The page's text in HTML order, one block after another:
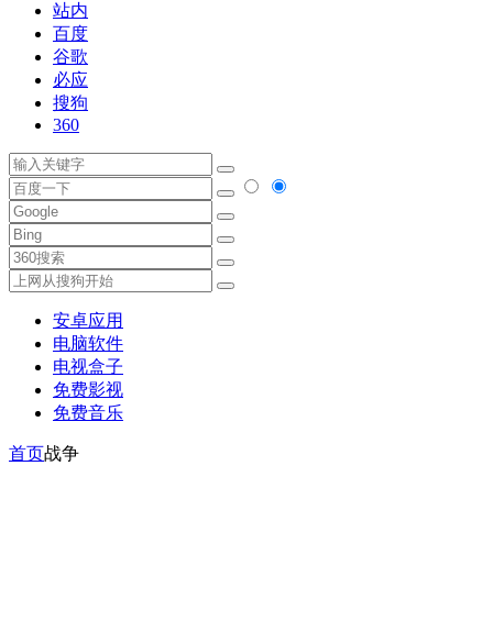
站内
百度
谷歌
必应
搜狗
360
安卓应用
电脑软件
电视盒子
免费影视
免费音乐
首页战争